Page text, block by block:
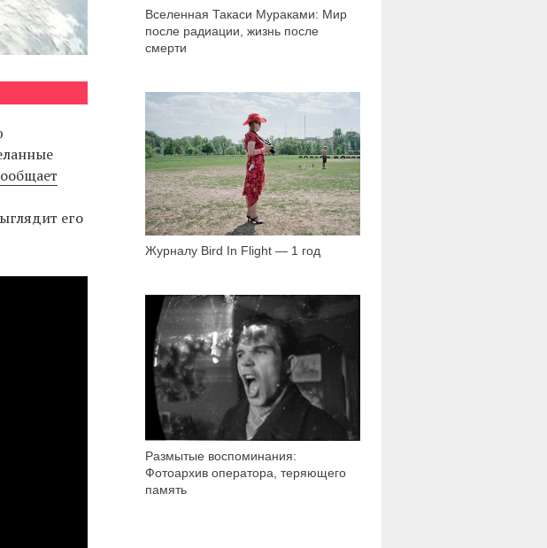
его
Вселенная Такаси Мураками: Мир
после радиации, жизнь после
смерти
Журналу Bird In Flight — 1 год
Размытые воспоминания:
Фотоархив оператора, теряющего
память
4 869